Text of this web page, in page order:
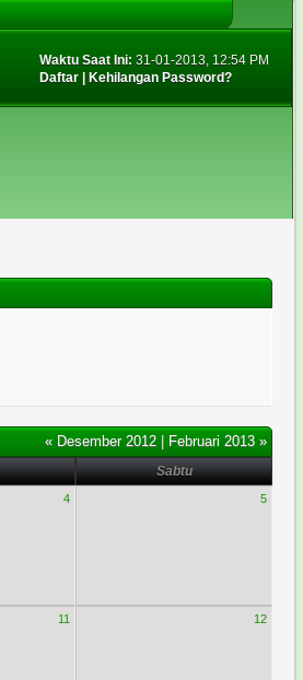
Waktu Saat Ini: 31-01-2013, 12:54 PM
Daftar
Kehilangan Password?
« Desember 2012 Februari 2013 »
Sabtu
4 5
11
12